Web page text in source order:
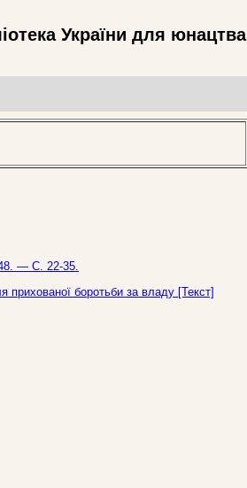
України для юнацтва
— С. 22-35.
боротьби за владу [Текст]